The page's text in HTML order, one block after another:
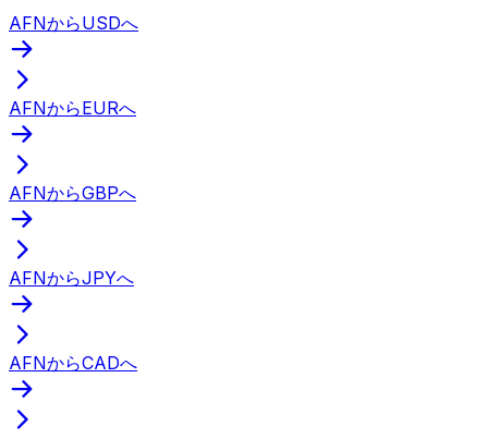
AFNからUSDへ
AFNからEURへ
AFNからGBPへ
AFNからJPYへ
AFNからCADへ